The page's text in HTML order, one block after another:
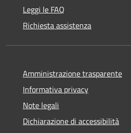
Leggi le FAQ
Richiesta assistenza
Amministrazione trasparente
Informativa privacy
Note legali
Dichiarazione di accessibilità